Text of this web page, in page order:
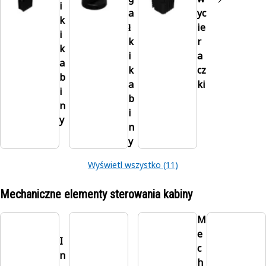
i
k
i
k
a
b
i
n
y
a
ł
k
i
k
a
b
i
n
y
yc
ie
r
a
cz
ki
Wyświetl wszystko (11)
Mechaniczne elementy sterowania kabiny
I
n
M
e
c
h